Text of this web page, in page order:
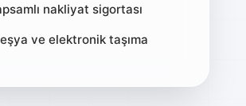
nakliyat sigortası
ve elektronik taşıma